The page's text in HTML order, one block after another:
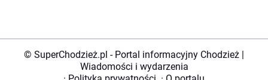
© SuperChodzież.pl - Portal informacyjny Chodzież |
Wiadomości i wydarzenia